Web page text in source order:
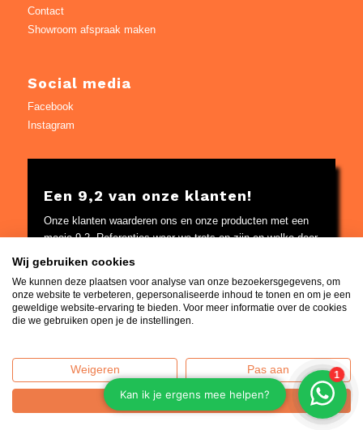
Contact
Showroom afspraak maken
Social media
Facebook
Instagram
Een 9,2 van onze klanten!
Onze klanten waarderen ons en onze producten met een
mooie 9,2. Referenties waar we trots op zijn en welke door
Bekijkhierde referenties
Home|Contact|Algemene voorwaarden|Over ons|Privacy
| © 2014 - 2026 - Vuur-tafels.nl | KvK: 65511883 |
Verzenden, retourneren en klantenservice
Wij gebruiken cookies
We kunnen deze plaatsen voor analyse van onze bezoekersgegevens, om
onze website te verbeteren, gepersonaliseerde inhoud te tonen en om je een
geweldige website-ervaring te bieden. Voor meer informatie over de cookies
die we gebruiken open je de instellingen.
Weigeren Pas aan
Accepteren